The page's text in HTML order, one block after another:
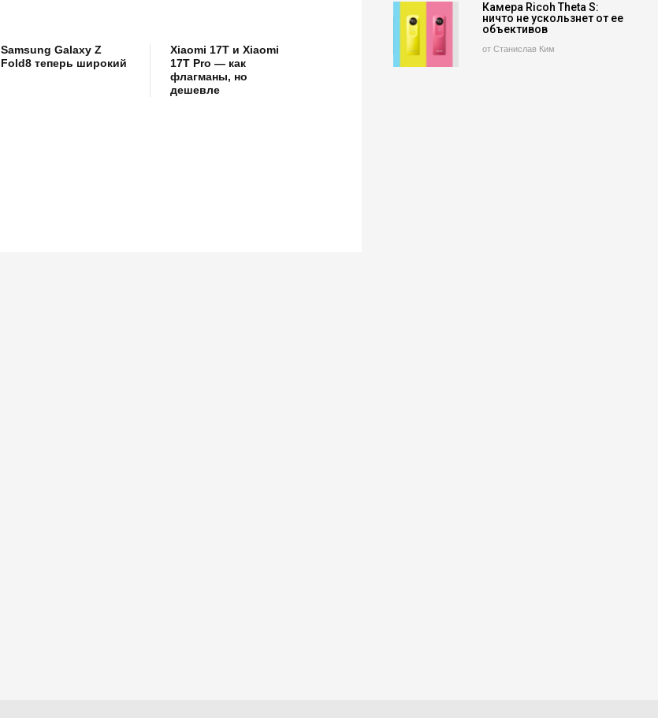
Samsung Galaxy Z
Fold8 теперь широкий
Xiaomi 17T и Xiaomi
17T Pro — как
флагманы, но
дешевле
Камера Ricoh Theta S:
ничто не ускользнет от ее
объективов
от Станислав Ким